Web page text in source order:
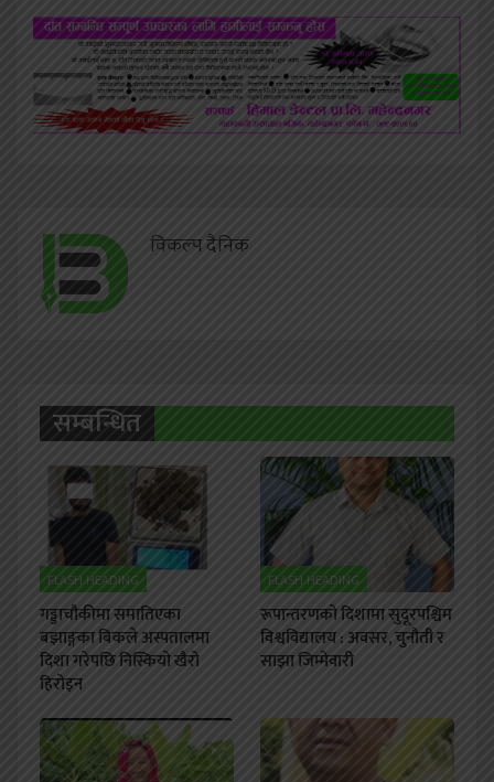
विकल्प दैनिक
सम्बन्धित
FLASH HEADING
गड्डाचौकीमा समातिएका
बझाङ्गका बिकले अस्पतालमा
दिशा गरेपछि निस्कियो खैरो
हिरोइन
FLASH HEADING
रूपान्तरणको दिशामा सुदूरपश्चिम
विश्वविद्यालय : अवसर, चुनौती र
साझा जिम्मेवारी